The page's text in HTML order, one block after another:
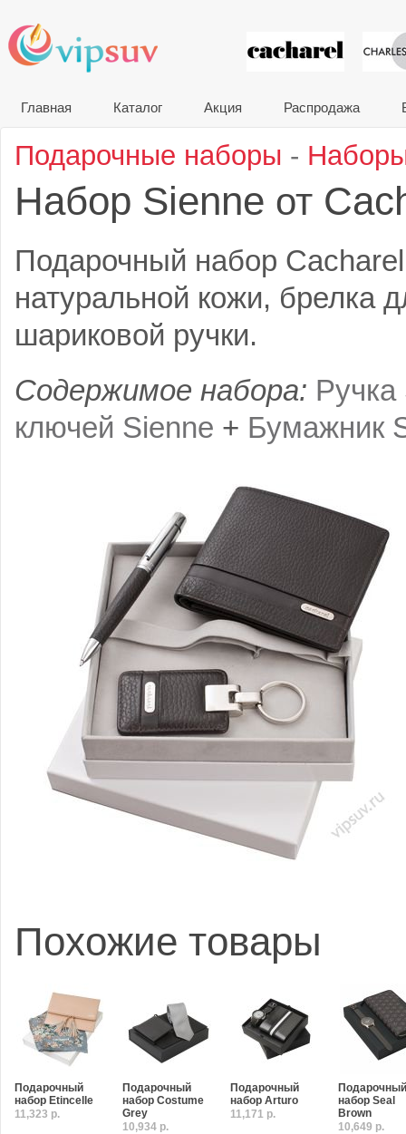
VIP
Главная Каталог Акция Распродажа
Подарочные наборы -
Набор Sienne от
Подарочный набор
натуральной кожи, брелка
шариковой ручки.
Содержимое набора: Ручка
ключей Sienne + Бумажник
Похожие товары
Подарочный
набор Etincelle
11,323 р.
Подарочный
набор Costume
Grey
10,934 р.
Подарочный
набор Arturo
11,171 р.
Подарочный
набор Seal
Brown
10,649 р.